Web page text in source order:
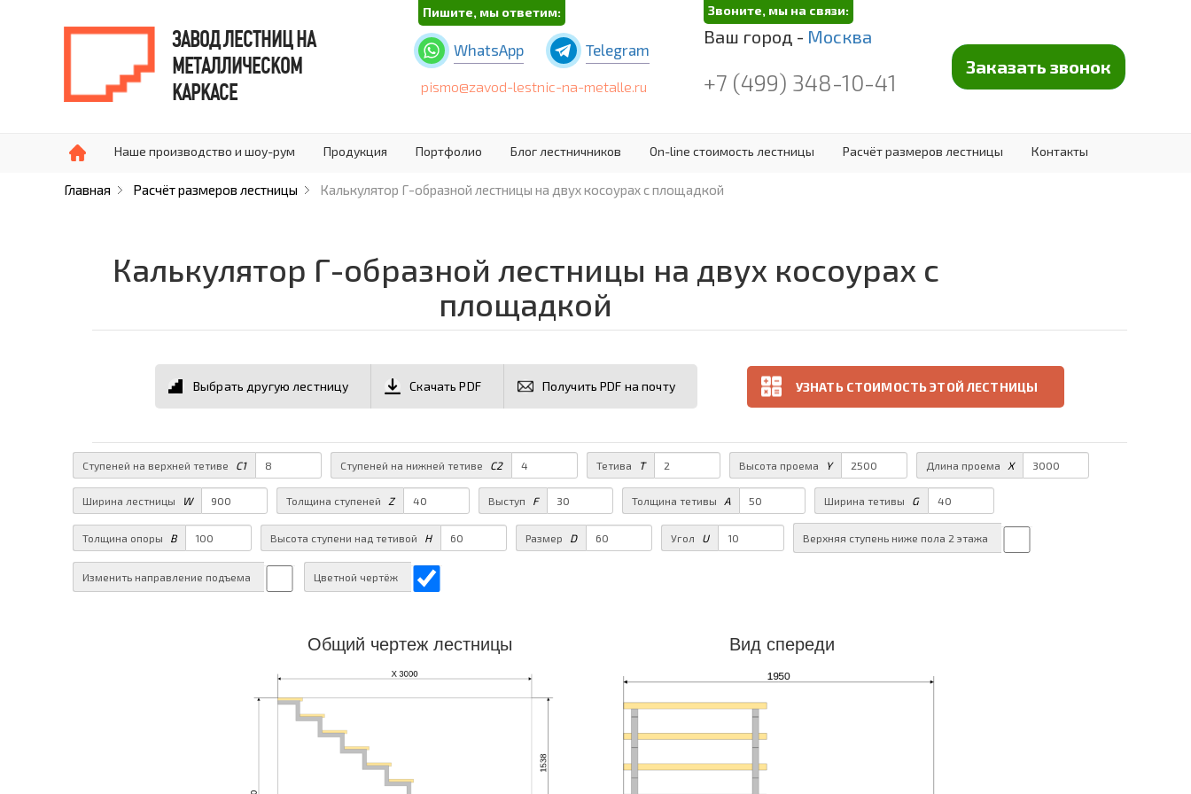
ЗАВОД ЛЕСТНИЦ НА
МЕТАЛЛИЧЕСКОМ
КАРКАСЕ
Пишите, мы ответим:
WhatsApp Telegram
pismo@zavod-lestnic-na-metalle.ru
Звоните, мы на связи:
Ваш город - Москва
+7 (499) 348-10-41
Заказать звонок
Наше производство и шоу-рум Продукция Портфолио Блог лестничников On-line стоимость лестницы Расчёт размеров лестницы Контакты
Главная Расчёт размеров лестницы Калькулятор Г-образной лестницы на двух косоурах с площадкой
Калькулятор Г-образной лестницы на двух косоурах с
площадкой
Выбрать другую лестницу Скачать PDF Получить PDF на почту УЗНАТЬ СТОИМОСТЬ ЭТОЙ ЛЕСТНИЦЫ
Ступеней на верхней тетиве C1 Ступеней на нижней тетиве C2 Тетива T Высота проема Y Длина проема X
Ширина лестницы W Толщина ступеней Z Выступ F Толщина тетивы A Ширина тетивы G
Толщина опоры B Высота ступени над тетивой H Размер D Угол U Верхняя ступень ниже пола 2 этажа
Изменить направление подъема Цветной чертёж
Общий чертеж лестницы Вид спереди